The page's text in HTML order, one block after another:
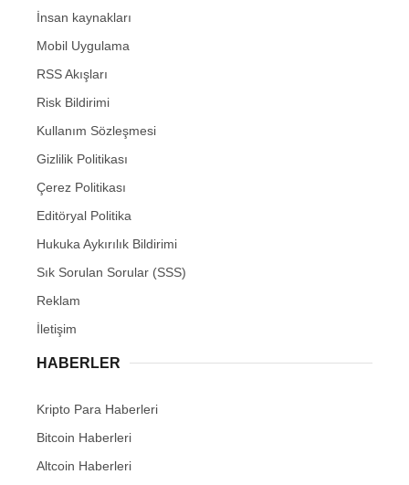
İnsan kaynakları
Mobil Uygulama
RSS Akışları
Risk Bildirimi
Kullanım Sözleşmesi
Gizlilik Politikası
Çerez Politikası
Editöryal Politika
Hukuka Aykırılık Bildirimi
Sık Sorulan Sorular (SSS)
Reklam
İletişim
HABERLER
Kripto Para Haberleri
Bitcoin Haberleri
Altcoin Haberleri